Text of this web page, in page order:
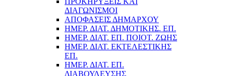
ΔΙΑΓΩΝΙΣΜΟΙ
ΑΠΟΦΑΣΕΙΣ ΔΗΜΑΡΧΟΥ
ΗΜΕΡ. ΔΙΑΤ. ΔΗΜΟΤΙΚΗΣ. ΕΠ.
ΗΜΕΡ. ΔΙΑΤ. ΕΠ. ΠΟΙOΤ. ΖΩΗΣ
ΗΜΕΡ. ΔΙΑΤ. ΕΚΤΕΛΕΣΤΙΚΗΣ
ΕΠ.
ΗΜΕΡ. ΔΙΑΤ. ΕΠ.
ΔΙΑΒΟΥΛΕΥΣΗΣ